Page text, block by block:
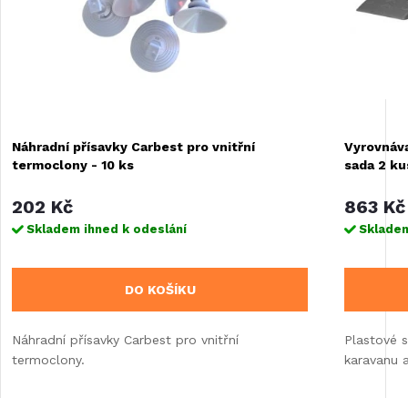
Náhradní přísavky Carbest pro vnitřní
termoclony - 10 ks
202 Kč
Skladem ihned k odeslání
DO KOŠÍKU
Náhradní přísavky Carbest pro vnitřní
termoclony.
sada 2
863 Kč
Plastové
karavanu